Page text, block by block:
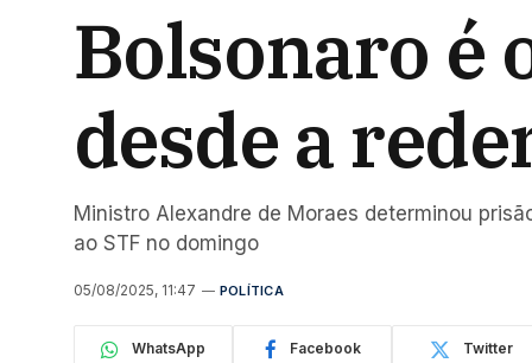
Bolsonaro é
desde a
Ministro Alexandre de Moraes determinou
ao STF no domingo
05/08/2025, 11:47 POLÍTICA
WhatsApp Facebook Twitter